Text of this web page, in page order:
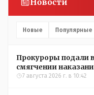
Новые Популярные
Прокуроры подали
смягчении
Александры
7 августа 2026 г. в 10:42